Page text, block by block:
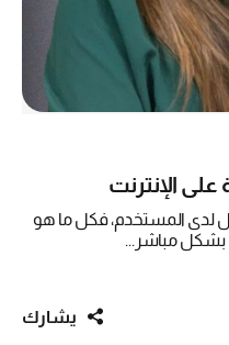
على الإنترنت
لدى المستخدم، فكل ما هو
مباشر...
يشارك